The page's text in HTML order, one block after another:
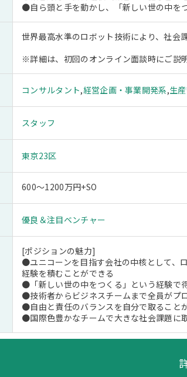
●自ら頭と手を動かし、「新しい世の中を
世界最高水準のロボット技術により、社会
※詳細は、初回のオンライン面談時にご説明
コンサルタント,経営企画・事業開発系,生
スタッフ
東京23区
600～1200万円+SO
優良＆注目ベンチャー
[ポジションの魅力]
●ユニコーンを目指す会社の中核として、
経験を積むことができる
●「新しい世の中をつくる」という経験で
●技術者からビジネスチームまで全員がプ
●自由と責任のバランスを自分で取ること
●国際色豊かなチームで大きな社会課題に